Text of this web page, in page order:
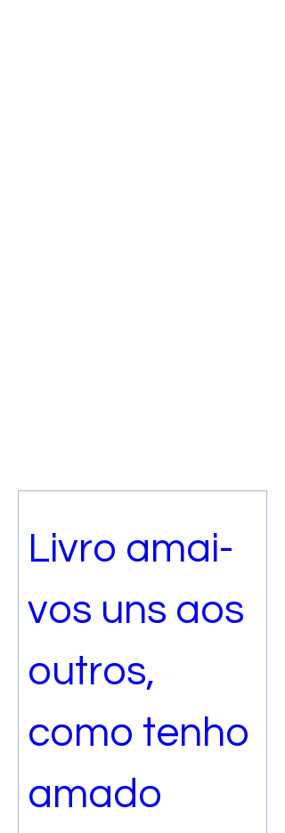
Livro amai-
vos uns aos
outros,
como tenho
amado